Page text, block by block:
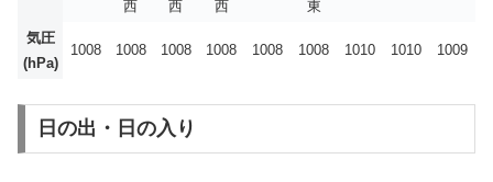
西
西 西
東
気圧
(hPa)
1008 1008 1008 1008 1008 1008 1010 1010 1009
日の出・日の入り